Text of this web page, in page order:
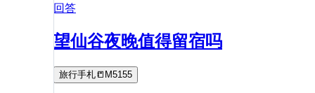
回答
望仙谷夜晚值得留宿吗
旅行手札📒M5155